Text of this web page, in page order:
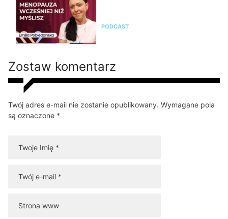
PODCAST
Zostaw komentarz
Twój adres e-mail nie zostanie opublikowany. Wymagane pola
są oznaczone *